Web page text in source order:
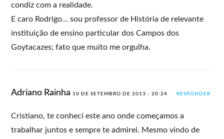
condiz com a realidade.
E caro Rodrigo… sou professor de História de relevante
instituição de ensino particular dos Campos dos
Goytacazes; fato que muito me orgulha.
Adriano Rainha 10 DE SETEMBRO DE 2013 - 20:24 RESPONDER
Cristiano, te conheci este ano onde começamos a
trabalhar juntos e sempre te admirei. Mesmo vindo de